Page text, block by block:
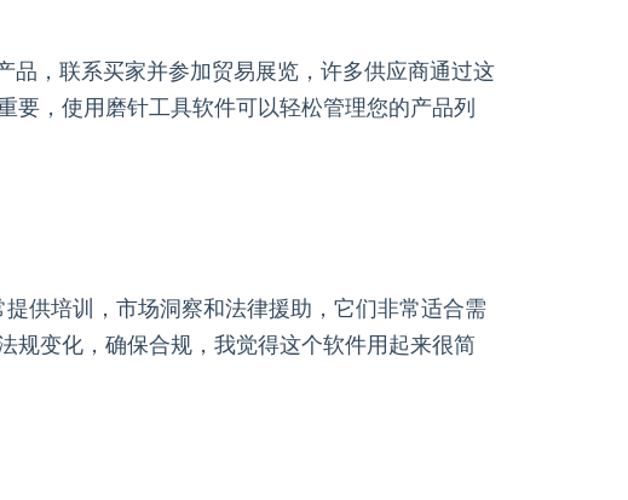
品，联系买家并参加贸易展览，许多供应商通过这
，使用磨针工具软件可以轻松管理您的产品列
供培训，市场洞察和法律援助，它们非常适合需
规变化，确保合规，我觉得这个软件用起来很简